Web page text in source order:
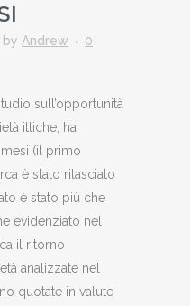
by Andrew
0
sull’opportunità
ittiche, ha
(il primo
è stato rilasciato
è stato più che
evidenziato nel
il ritorno
analizzate nel
quotate in valute